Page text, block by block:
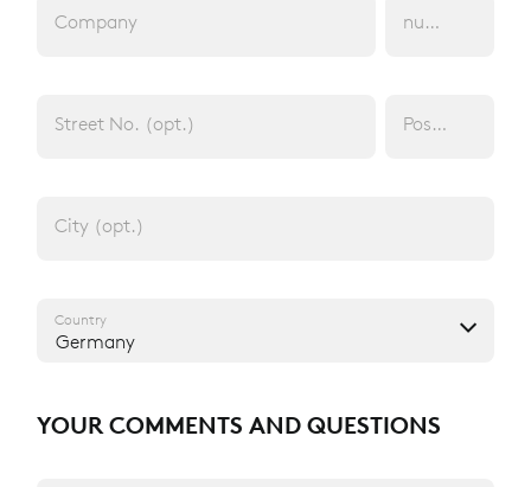
Company number of
Street No. (opt.) Postcode
City (opt.)
Country
Germany
YOUR COMMENTS AND QUESTIONS